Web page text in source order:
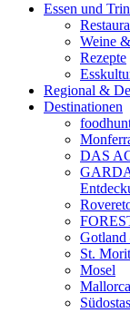
Essen und
Weine
Rezepte
Regional &
Destinationen
DAS
Gotland
St.
Mosel
Mallorca